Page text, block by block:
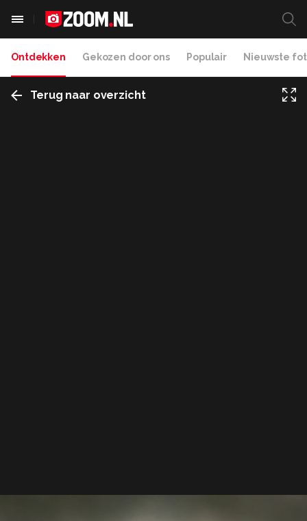
Ontdekken Gekozen door ons Populair Nieuwste
Terug naar overzicht